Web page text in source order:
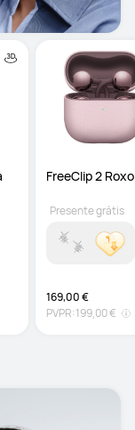
FreeClip 2 Roxo
169,00 €
PVPR:199,00 €
Presente grátis